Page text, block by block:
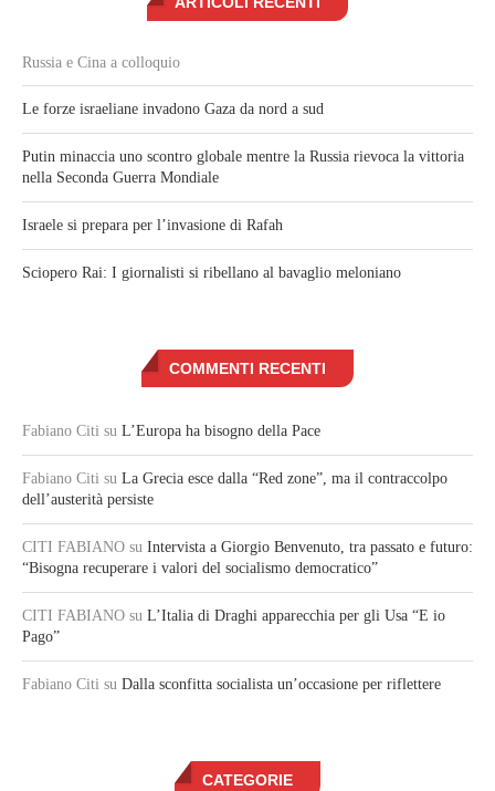
Russia e Cina a colloquio
Le forze israeliane invadono Gaza da nord a sud
Putin minaccia uno scontro globale mentre la Russia rievoca la vittoria
nella Seconda Guerra Mondiale
Israele si prepara per l’invasione di Rafah
Sciopero Rai: I giornalisti si ribellano al bavaglio meloniano
COMMENTI RECENTI
Fabiano Citi su L’Europa ha bisogno della Pace
Fabiano Citi su La Grecia esce dalla “Red zone”, ma il contraccolpo
dell’austerità persiste
CITI FABIANO su Intervista a Giorgio Benvenuto, tra passato e futuro:
“Bisogna recuperare i valori del socialismo democratico”
CITI FABIANO su L’Italia di Draghi apparecchia per gli Usa “E io
Pago”
Fabiano Citi su Dalla sconfitta socialista un’occasione per riflettere
CATEGORIE